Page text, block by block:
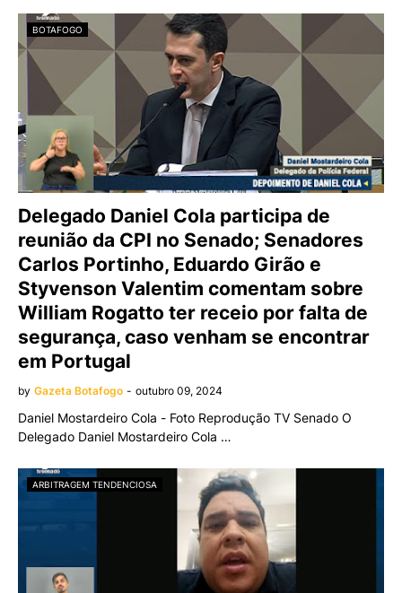
BOTAFOGO
Delegado Daniel Cola participa de
reunião da CPI no Senado; Senadores
Carlos Portinho, Eduardo Girão e
Styvenson Valentim comentam sobre
William Rogatto ter receio por falta de
segurança, caso venham se encontrar
em Portugal
by Gazeta Botafogo - outubro 09, 2024
Daniel Mostardeiro Cola - Foto Reprodução TV Senado O
Delegado Daniel Mostardeiro Cola …
ARBITRAGEM TENDENCIOSA